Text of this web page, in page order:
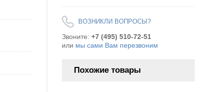
ВОЗНИКЛИ ВОПРОСЫ?
Звоните: +7 (495) 510-72-51
или мы сами Вам перезвоним
Похожие товары